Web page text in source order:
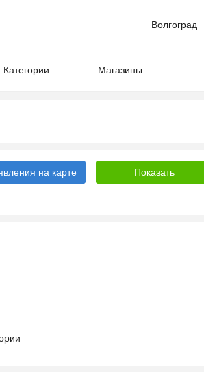
Волгоград
Категории Магазины
на карте